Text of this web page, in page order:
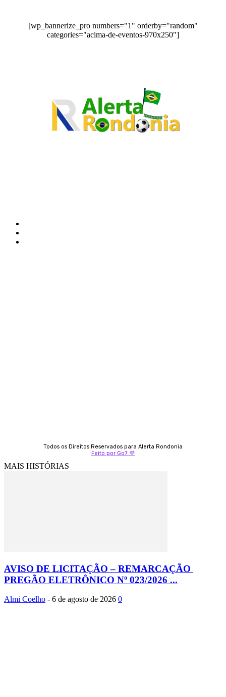
[wp_bannerize_pro numbers="1" orderby="random"
categories="acima-de-eventos-970x250"]
Todos os Direitos Reservados para Alerta Rondonia
Feito por Go7 💜
MAIS HISTÓRIAS
AVISO DE LICITAÇÃO – REMARCAÇÃO
PREGÃO ELETRÔNICO Nº 023/2026 ...
Almi Coelho - 6 de agosto de 2026 0